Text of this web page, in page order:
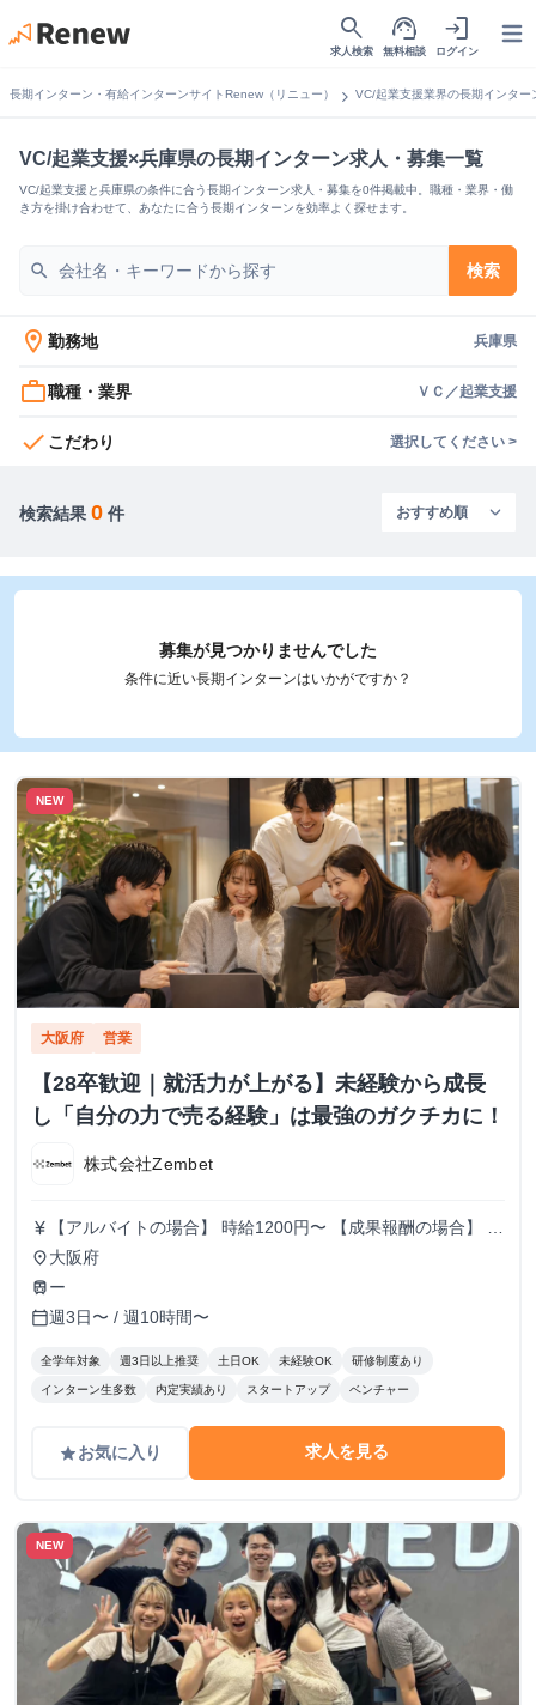
search
求人検索
support_agent
無料相談
login
ログイン
長期インターン・有給インターンサイトRenew（リニュー） chevron_right VC/起業支援業界の長期インター
VC/起業支援×兵庫県の長期インターン求人・募集一覧
VC/起業支援と兵庫県の条件に合う長期インターン求人・募集を0件掲載中。職種・業界・働
き方を掛け合わせて、あなたに合う長期インターンを効率よく探せます。
search 検索
location_on 勤務地 兵庫県
work_outline職種・業界 ＶＣ／起業支援
check こだわり 選択してください >
検索結果 0 件
募集が見つかりませんでした
条件に近い長期インターンはいかがですか？
NEW
大阪府 営業
【28卒歓迎｜就活力が上がる】未経験から成長
し「自分の力で売る経験」は最強のガクチカに！
株式会社Zembet
currency_yen
【アルバイトの場合】 時給1200円〜 【成果報酬の場合】 ✔︎
1件成約あたり3万円 ✔︎ 最大4万円まで単価アップ 業界でも
で月30〜50万円を作る”経験ができます。
place 大阪府
train ー
calendar_today週3日〜 / 週10時間〜
全学年対象 週3日以上推奨 土日OK 未経験OK 研修制度あり
インターン生多数 内定実績あり スタートアップ ベンチャー
gradeお気に入り 求人を見る
NEW